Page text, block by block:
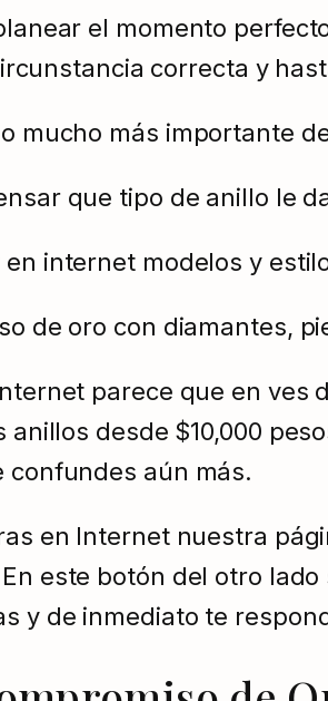
el momento
correcta y
mucho más importante
que tipo de anillo le
internet modelos y
de oro con diamantes,
parece que en ves
anillos desde $10,000
confundes aún más.
en Internet nuestra
este botón del otro
y de inmediato te